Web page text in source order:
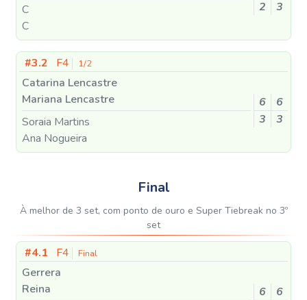
C
C
2
3
#3.2 F4 1/2
Catarina Lencastre
Mariana Lencastre
Soraia Martins
Ana Nogueira
6
6
3
3
Final
À melhor de 3 set, com ponto de ouro e Super Tiebreak no 3º
set
#4.1 F4 Final
Gerrera
Reina
6
6